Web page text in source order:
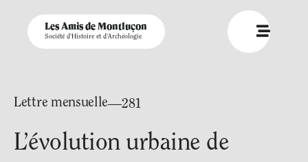
Les Amis de Montluçon
Société d'Histoire et d'Archéologie
Lettre mensuelle—281
L’évolution urbaine de